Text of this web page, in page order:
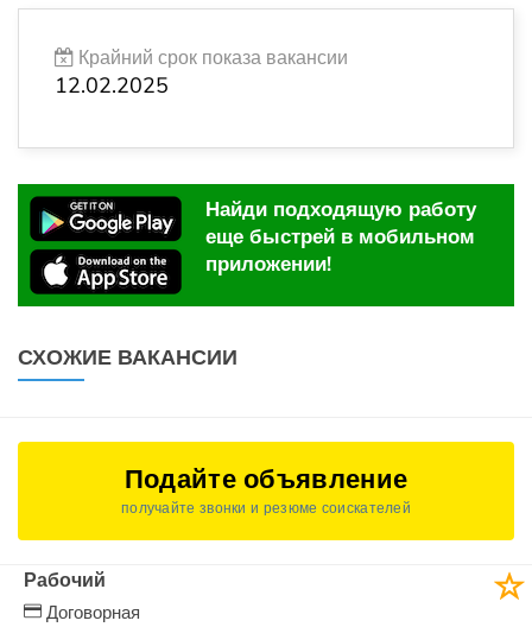
Крайний срок показа вакансии
12.02.2025
Найди подходящую работу
еще быстрей в мобильном
приложении!
СХОЖИЕ ВАКАНСИИ
Подайте объявление
получайте звонки и резюме соискателей
Рабочий
Договорная